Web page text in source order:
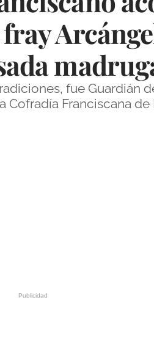
fue Guardián
Franciscana